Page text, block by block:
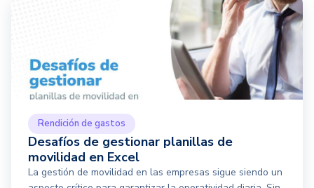
Rendición de gastos
Desafíos de gestionar planillas de
movilidad en Excel
La gestión de movilidad en las empresas sigue siendo un